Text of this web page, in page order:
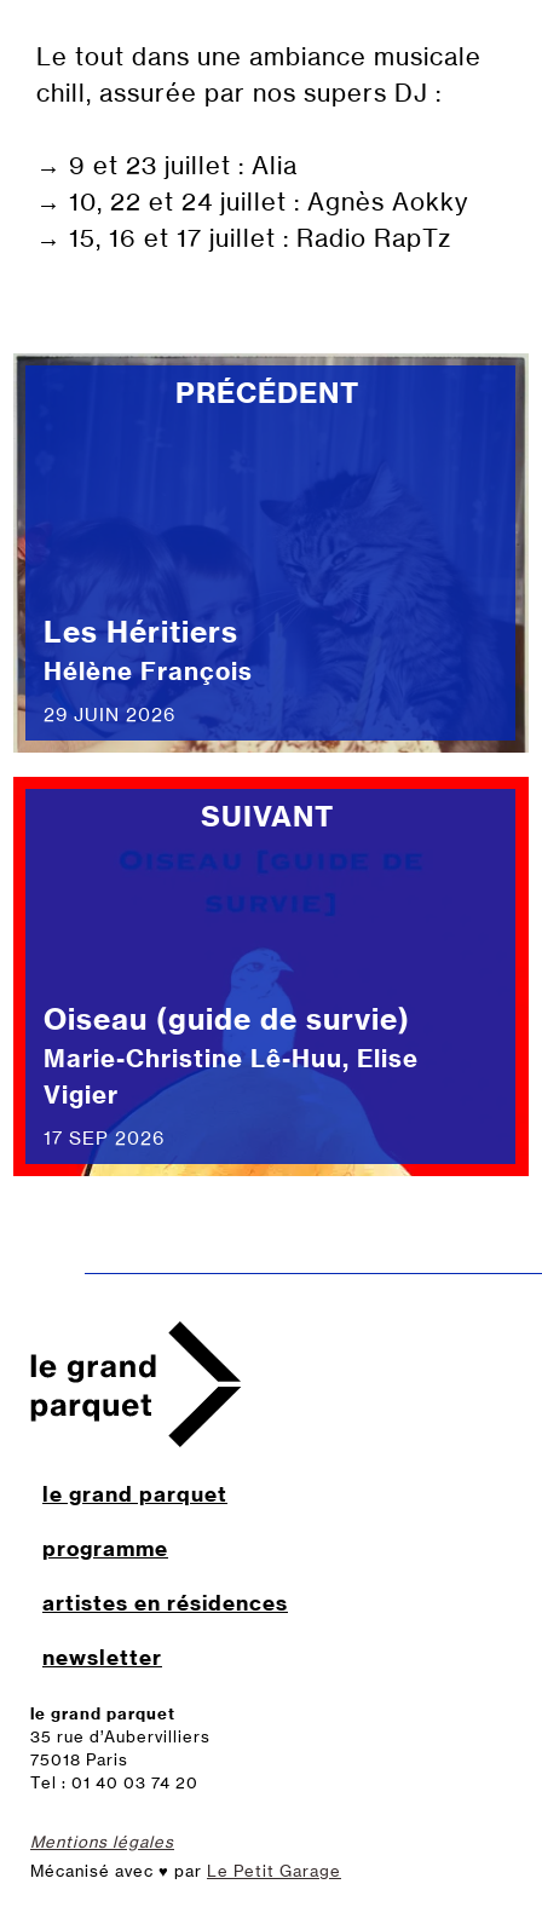
Le tout dans une ambiance musicale
chill, assurée par nos supers DJ :
→ 9 et 23 juillet : Alia
→ 10, 22 et 24 juillet : Agnès Aokky
→ 15, 16 et 17 juillet : Radio RapTz
PRÉCÉDENT
Les Héritiers
Hélène François
29 JUIN 2026
SUIVANT
Oiseau (guide de survie)
Marie-Christine Lê-Huu, Elise
Vigier
17 SEP 2026
le grand parquet
35 rue d’Aubervilliers
75018 Paris
Tel : 01 40 03 74 20
Mentions légales
Mécanisé avec ♥ par Le Petit Garage
le grand parquet
programme
artistes en résidences
newsletter